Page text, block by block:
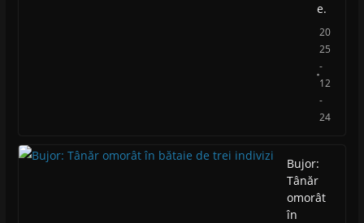
e.
20
25
-
12
-
24
Bujor:
Tânăr
omorât
în